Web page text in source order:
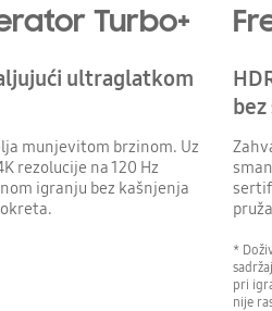
Turbo+
ultraglatkom
munjevitom brzinom. Uz
rezolucije na 120 Hz
igranju bez kašnjenja
*
pri
nije